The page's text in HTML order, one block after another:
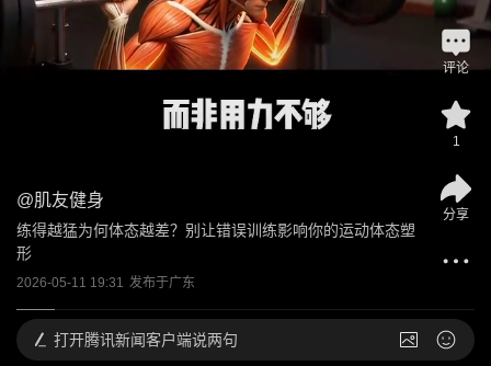
@肌友健身
练得越猛为何体态越差？别让错误训练影响你的运动体态塑
形
2026-05-11 19:31 发布于广东
评论
1
分享
打开腾讯新闻客户端说两句